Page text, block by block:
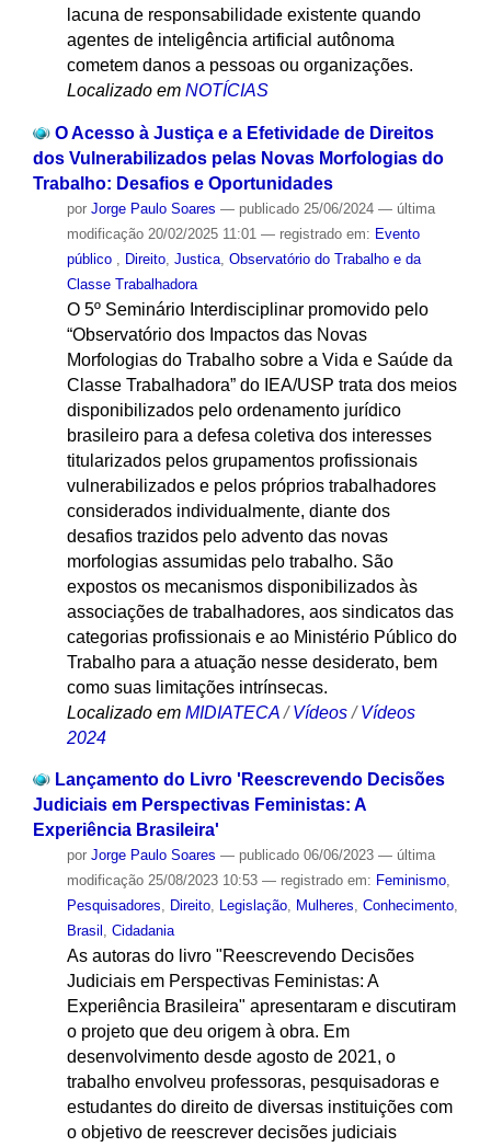
lacuna de responsabilidade existente quando
agentes de inteligência artificial autônoma
cometem danos a pessoas ou organizações.
Localizado em NOTÍCIAS
O Acesso à Justiça e a Efetividade de Direitos
dos Vulnerabilizados pelas Novas Morfologias do
Trabalho: Desafios e Oportunidades
por Jorge Paulo Soares — publicado25/06/2024 — última
modificação20/02/2025 11:01 — registrado em: Evento
público
Direito, Justica, Observatório do Trabalho e da
Classe Trabalhadora
O 5º Seminário Interdisciplinar promovido pelo
“Observatório dos Impactos das Novas
Morfologias do Trabalho sobre a Vida e Saúde da
Classe Trabalhadora” do IEA/USP trata dos meios
disponibilizados pelo ordenamento jurídico
brasileiro para a defesa coletiva dos interesses
titularizados pelos grupamentos profissionais
vulnerabilizados e pelos próprios trabalhadores
considerados individualmente, diante dos
desafios trazidos pelo advento das novas
morfologias assumidas pelo trabalho. São
expostos os mecanismos disponibilizados às
associações de trabalhadores, aos sindicatos das
categorias profissionais e ao Ministério Público do
Trabalho para a atuação nesse desiderato, bem
como suas limitações intrínsecas.
Localizado em MIDIATECA /Vídeos /Vídeos
2024
Lançamento do Livro 'Reescrevendo Decisões
Judiciais em Perspectivas Feministas: A
Experiência Brasileira'
por Jorge Paulo Soares — publicado06/06/2023 — última
modificação25/08/2023 10:53 — registrado em: Feminismo,
Pesquisadores, Direito, Legislação, Mulheres, Conhecimento,
Brasil , Cidadania
As autoras do livro "Reescrevendo Decisões
Judiciais em Perspectivas Feministas: A
Experiência Brasileira" apresentaram e discutiram
o projeto que deu origem à obra. Em
desenvolvimento desde agosto de 2021, o
trabalho envolveu professoras, pesquisadoras e
estudantes do direito de diversas instituições com
o objetivo de reescrever decisões judiciais